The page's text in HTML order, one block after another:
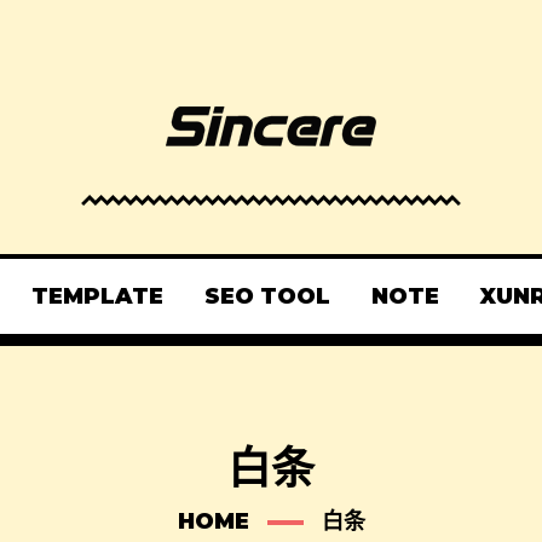
TEMPLATE SEO TOOL NOTE
白条
HOME 白条